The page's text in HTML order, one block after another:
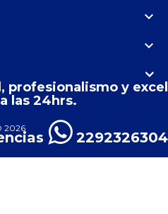
profesionalismo y
las 24hrs.
2292326304


2026